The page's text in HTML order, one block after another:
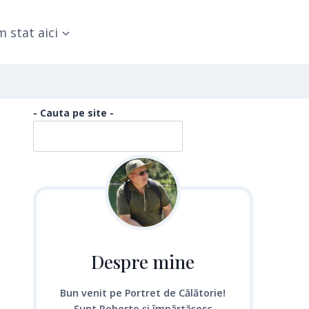
stat aici
- Cauta pe site -
Despre mine
Bun venit pe Portret de Călătorie!